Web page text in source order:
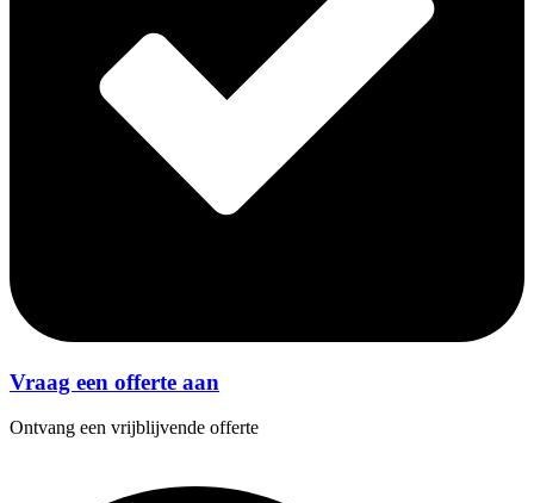
Vraag een offerte aan
Ontvang een vrijblijvende offerte